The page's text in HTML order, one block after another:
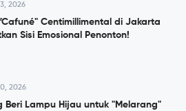
2026
Centimillimental di Jakarta
Sisi Emosional Penonton!
2026
Beri Lampu Hijau untuk "Melarang"